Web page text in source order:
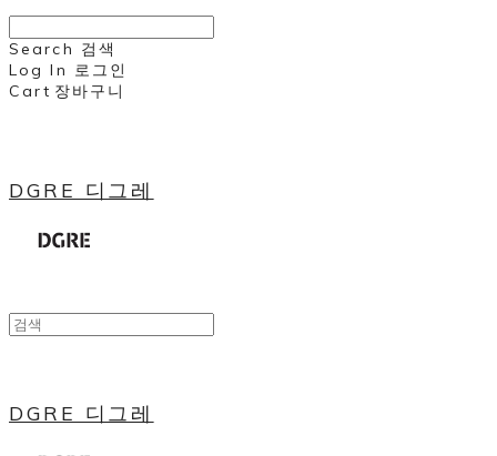
Search 검색
Log In 로그인
Cart 장바구니
DGRE 디그레
DGRE 디그레